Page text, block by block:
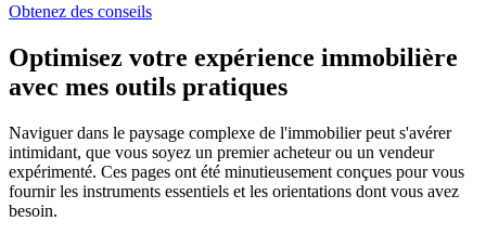
Obtenez des conseils
Optimisez votre expérience immobilière
avec mes outils pratiques
Naviguer dans le paysage complexe de l'immobilier peut s'avérer
intimidant, que vous soyez un premier acheteur ou un vendeur
expérimenté. Ces pages ont été minutieusement conçues pour vous
fournir les instruments essentiels et les orientations dont vous avez
besoin.